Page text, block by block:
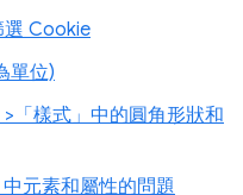
選 Cookie
單位)
「樣式」中的圓角形狀和
元素和屬性的問題